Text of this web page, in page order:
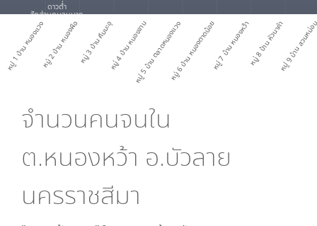
หมู่ 1 บ้าน หนองแวงหมู่ 2 บ้าน หนองผือหมู่ 3 บ้าน คึมมะอุหมู่ 4 บ้าน หนองจานหมู่ 5 บ้าน ตลาดหนองแวงหมู่ 6 บ้าน หนองตาดน้อยหมู่ 7 บ้าน หนองหว้าหมู่ 8 บ้าน หัวนาคำหมู่ 9 บ้าน สว
ดาวต่ำ
สัดส่วนคนจนมาก
จำนวนคนจนใน
ต.หนองหว้า อ.บัวลาย
นครราชสีมา